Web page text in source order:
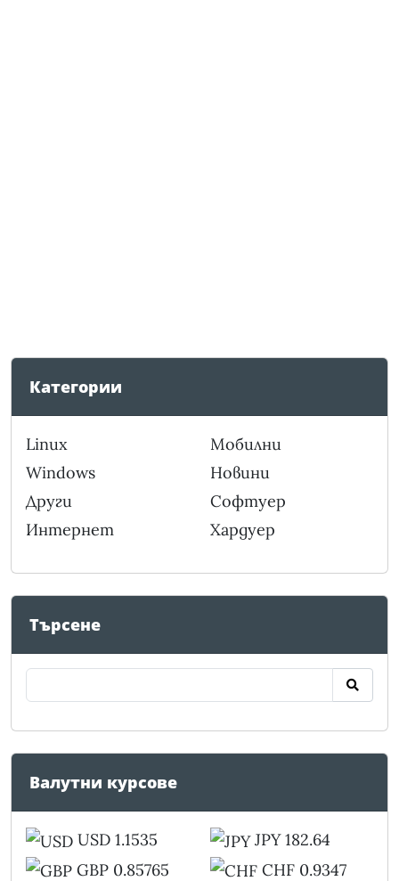
Категории
Linux
Windows
Други
Интернет
Мобилни
Новини
Софтуер
Хардуер
Търсене
Валутни курсове
USD 1.1535
GBP 0.85765
JPY 182.64
CHF 0.9347